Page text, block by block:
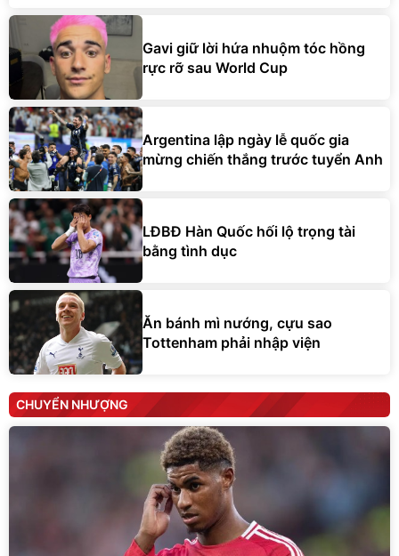
Gavi giữ lời hứa nhuộm tóc hồng
rực rỡ sau World Cup
Argentina lập ngày lễ quốc gia
mừng chiến thắng trước tuyển Anh
LĐBĐ Hàn Quốc hối lộ trọng tài
bằng tình dục
Ăn bánh mì nướng, cựu sao
Tottenham phải nhập viện
CHUYỂN NHƯỢNG